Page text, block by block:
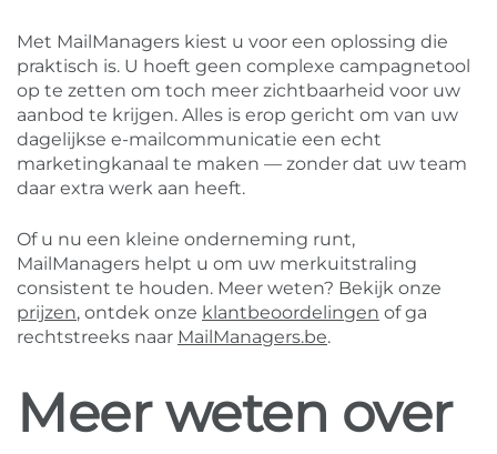
Met MailManagers kiest u voor een oplossing die
praktisch is. U hoeft geen complexe campagnetool
op te zetten om toch meer zichtbaarheid voor uw
aanbod te krijgen. Alles is erop gericht om van uw
dagelijkse e-mailcommunicatie een echt
marketingkanaal te maken — zonder dat uw team
daar extra werk aan heeft.
Of u nu een kleine onderneming runt,
MailManagers helpt u om uw merkuitstraling
consistent te houden. Meer weten? Bekijk onze
prijzen, ontdek onze klantbeoordelingen of ga
rechtstreeks naar MailManagers.be.
Meer weten over